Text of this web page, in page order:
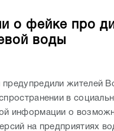
о фейке про
воды
жителей
в
информации о
на предприятиях